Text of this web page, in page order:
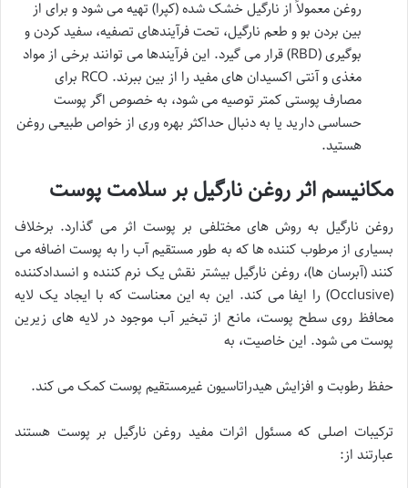
روغن معمولاً از نارگیل خشک شده (کپرا) تهیه می شود و برای از
بین بردن بو و طعم نارگیل، تحت فرآیندهای تصفیه، سفید کردن و
بوگیری (RBD) قرار می گیرد. این فرآیندها می توانند برخی از مواد
مغذی و آنتی اکسیدان های مفید را از بین ببرند. RCO برای
مصارف پوستی کمتر توصیه می شود، به خصوص اگر پوست
حساسی دارید یا به دنبال حداکثر بهره وری از خواص طبیعی روغن
هستید.
مکانیسم اثر روغن نارگیل بر سلامت پوست
روغن نارگیل به روش های مختلفی بر پوست اثر می گذارد. برخلاف
بسیاری از مرطوب کننده ها که به طور مستقیم آب را به پوست اضافه می
کنند (آبرسان ها)، روغن نارگیل بیشتر نقش یک نرم کننده و انسدادکننده
(Occlusive) را ایفا می کند. این به این معناست که با ایجاد یک لایه
محافظ روی سطح پوست، مانع از تبخیر آب موجود در لایه های زیرین
پوست می شود. این خاصیت، به
حفظ رطوبت و افزایش هیدراتاسیون غیرمستقیم پوست کمک می کند.
ترکیبات اصلی که مسئول اثرات مفید روغن نارگیل بر پوست هستند
عبارتند از: